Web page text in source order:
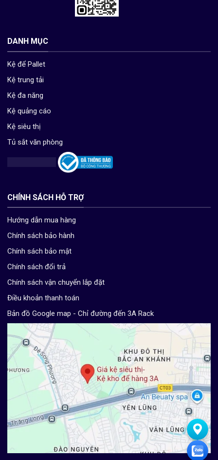
DANH MỤC
Kệ để Pallet
Kệ trung tải
Kệ đa năng
Kệ quảng cáo
Kệ siêu thị
Tủ sắt văn phòng
CHÍNH SÁCH HỖ TRỢ
Hướng dẫn mua hàng
Chính sách bảo hành
Chính sách bảo mật
Chính sách đổi trả
Chính sách vận chuyển lắp đặt
Điều khoản thanh toán
Bản đồ Google map - Chỉ đường đến 3A Rack